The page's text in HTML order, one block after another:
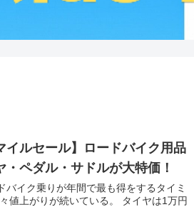
イルセール】ロードバイク用品
ペダル・サドルが大特価！
バイク乗りが年間で最も得をするタイミ
値上がりが続いている。 タイヤは1万円